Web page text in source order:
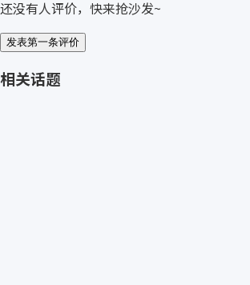
还没有人评价，快来抢沙发~
发表第一条评价
相关话题